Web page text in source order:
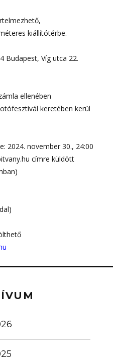
kiállítótérbe.
Budapest, Víg utca 22.
ellenében
keretében kerül
2024. november 30., 24:00
címre küldött